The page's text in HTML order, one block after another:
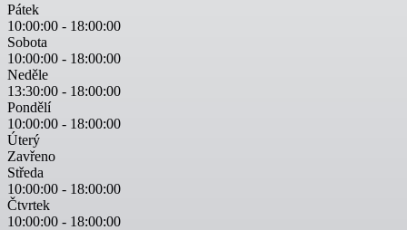
Pátek
10:00:00 - 18:00:00
Sobota
10:00:00 - 18:00:00
Neděle
13:30:00 - 18:00:00
Pondělí
10:00:00 - 18:00:00
Úterý
Zavřeno
Středa
10:00:00 - 18:00:00
Čtvrtek
10:00:00 - 18:00:00